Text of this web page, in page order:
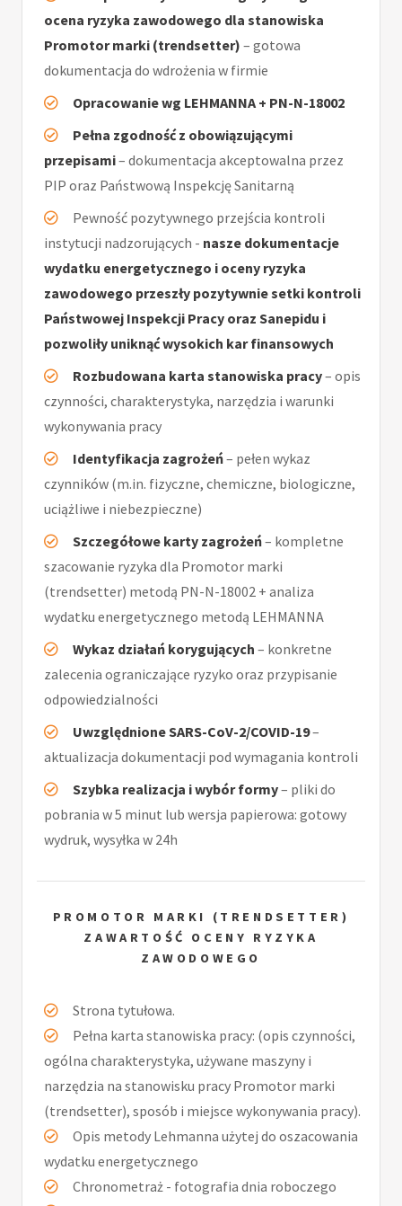
ocena ryzyka zawodowego dla stanowiska
Promotor marki (trendsetter) – gotowa
dokumentacja do wdrożenia w firmie
Opracowanie wg LEHMANNA + PN-N-18002
Pełna zgodność z obowiązującymi
przepisami– dokumentacja akceptowalna przez
PIP oraz Państwową Inspekcję Sanitarną
Pewność pozytywnego przejścia kontroli
instytucji nadzorujących - nasze dokumentacje
wydatku energetycznego i oceny ryzyka
zawodowego przeszły pozytywnie setki kontroli
Państwowej Inspekcji Pracy oraz Sanepidu i
pozwoliły uniknąć wysokich kar finansowych
Rozbudowana karta stanowiska pracy– opis
czynności, charakterystyka, narzędzia i warunki
wykonywania pracy
Identyfikacja zagrożeń– pełen wykaz
czynników (m.in. fizyczne, chemiczne, biologiczne,
uciążliwe i niebezpieczne)
Szczegółowe karty zagrożeń– kompletne
szacowanie ryzyka dla Promotor marki
(trendsetter) metodą PN-N-18002 + analiza
wydatku energetycznego metodą LEHMANNA
Wykaz działań korygujących – konkretne
zalecenia ograniczające ryzyko oraz przypisanie
odpowiedzialności
Uwzględnione SARS-CoV-2/COVID-19–
aktualizacja dokumentacji pod wymagania kontroli
Szybka realizacja i wybór formy– pliki do
pobrania w 5 minut lub wersja papierowa: gotowy
wydruk, wysyłka w 24h
PROMOTOR MARKI (TRENDSETTER)
ZAWARTOŚĆ OCENY RYZYKA
ZAWODOWEGO
Strona tytułowa.
Pełna karta stanowiska pracy: (opis czynności,
ogólna charakterystyka, używane maszyny i
narzędzia na stanowisku pracy Promotor marki
(trendsetter), sposób i miejsce wykonywania pracy).
Opis metody Lehmanna użytej do oszacowania
wydatku energetycznego
Chronometraż - fotografia dnia roboczego